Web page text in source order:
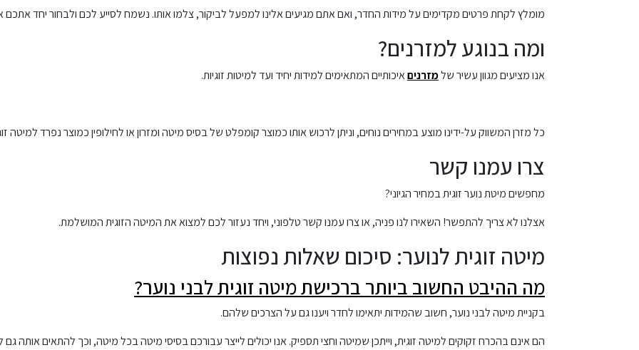
מומלץ לקחת פרטים מקדימים על מידות החדר, ואם אתם מגיעים אלינו למפעל לביקור, צלמו אותו. נשמח לסייע לכם ולבחור יחד אתכם
ומה בנוגע למזרנים?
אנו מציעים מגוון עשיר שלמזרניםאיכותיים המתאימים למידות יחיד ועד למיטות זוגיות.
כל מזרן המשווק על-ידינו מוצע במחירים נוחים, וניתן לרכוש אותו כמוצר קומפלט של בסיס מיטה ומזרון או לחילופין כמוצר נפרד למיטה
צרו עמנו קשר
מחפשים מיטת נוער זוגית במחיר הגיוני?
אצלנו לא צריך להתפשר! השאירו לנו פניה, או צרו עמנו קשר טלפוני, ויחד נעזור לכם למצוא את המיטה הזוגית המושלמת.
מיטה זוגית לנוער: סיכום שאלות נפוצות
מה ההיבט החשוב ביותר ברכישת מיטה זוגית לבני נוער?
בקניית מיטה לבני נוער, חשוב שהמידות יתאימו לחדר ויענו גם על הצרכים שלהם.
הם אינם בהכרח זקוקים למיטה זוגית, וייתכן שמיטה וחצי תספיק. אנו יכולים לייצר עבורכם בסיסי מיטה בכל מיטה, וכך להתאים אותה גם